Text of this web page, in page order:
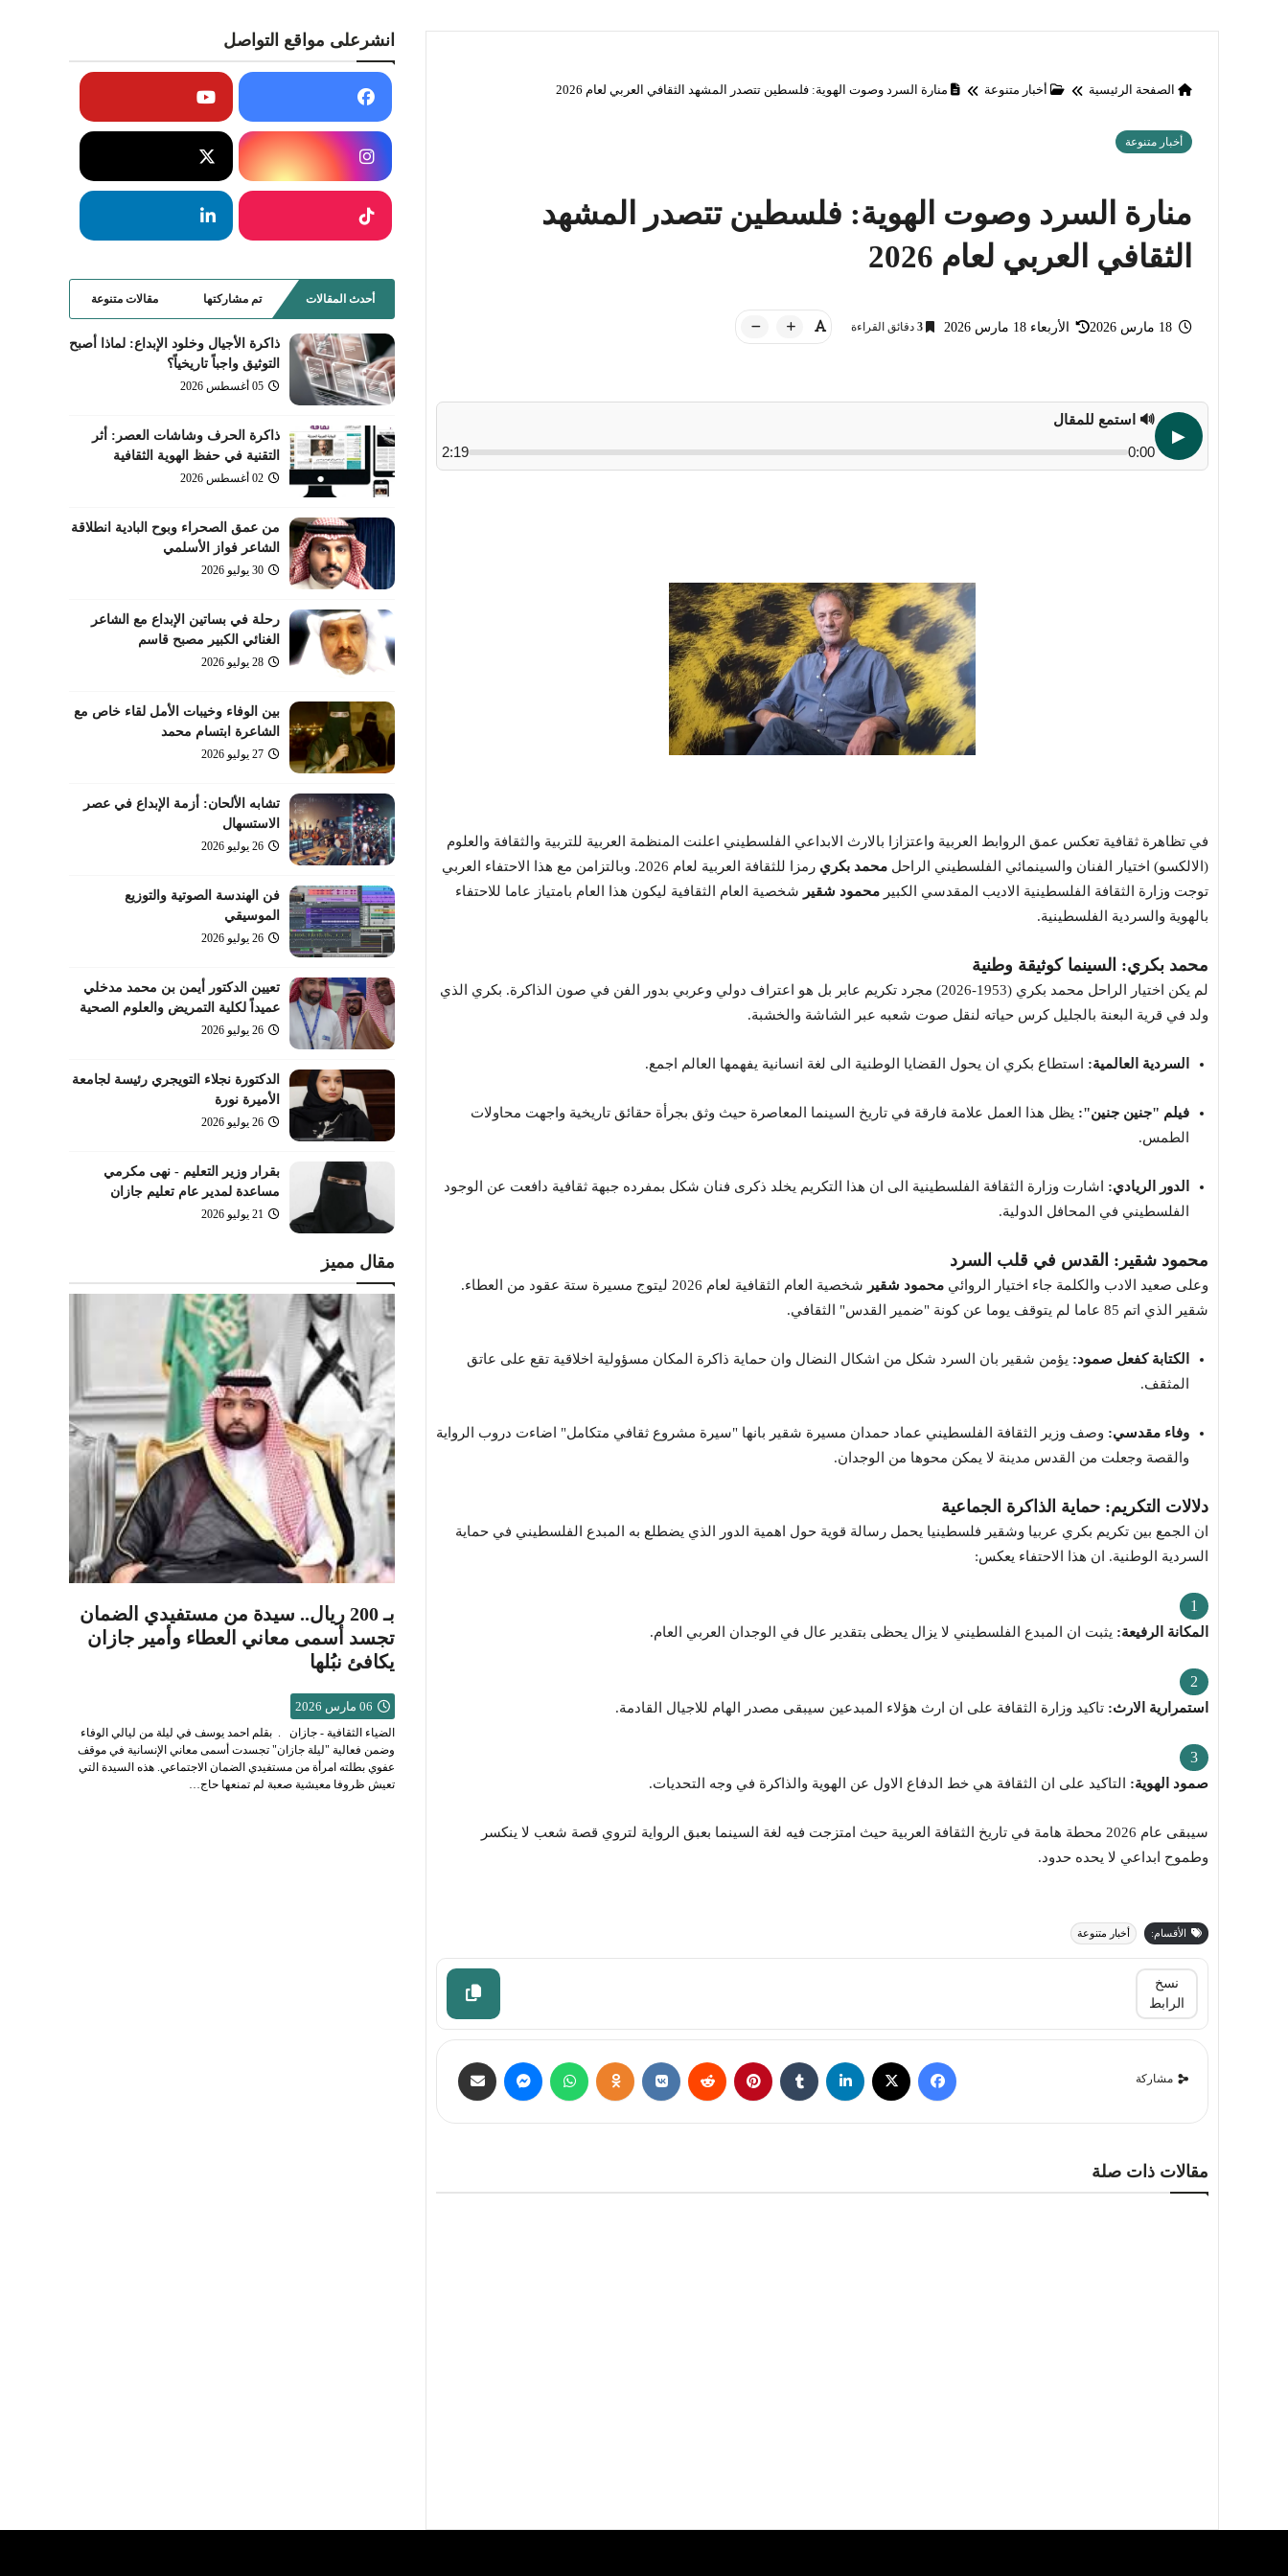
الصفحة الرئيسية أخبار متنوعة منارة السرد وصوت الهوية: فلسطين تتصدر المشهد الثقافي العربي لعام 2026
أخبار متنوعة
منارة السرد وصوت الهوية: فلسطين تتصدر المشهد
الثقافي العربي لعام 2026
الأربعاء 18 مارس 2026 3 دقائق القراءة
▶
🔊 استمع للمقال
0:00
2:19
في تظاهرة ثقافية تعكس عمق الروابط العربية واعتزازا بالارث الابداعي الفلسطيني اعلنت المنظمة العربية للتربية والثقافة والعلوم
(الالكسو) اختيار الفنان والسينمائي الفلسطيني الراحل محمد بكري
رمزا للثقافة العربية لعام 2026. وبالتزامن مع هذا الاحتفاء العربي
توجت وزارة الثقافة الفلسطينية الاديب المقدسي الكبير محمود شقير شخصية العام الثقافية ليكون هذا العام بامتياز عاما للاحتفاء
بالهوية والسردية الفلسطينية.
محمد بكري: السينما كوثيقة وطنية
لم يكن اختيار الراحل محمد بكري (1953-2026) مجرد تكريم عابر بل هو اعتراف دولي وعربي بدور الفن في صون الذاكرة. بكري الذي
ولد في قرية البعنة بالجليل كرس حياته لنقل صوت شعبه عبر الشاشة والخشبة.
السردية العالمية: استطاع بكري ان يحول القضايا الوطنية الى لغة انسانية يفهمها العالم اجمع.
فيلم "جنين جنين": يظل هذا العمل علامة فارقة في تاريخ السينما المعاصرة حيث وثق بجرأة حقائق تاريخية واجهت محاولات
الطمس.
الدور الريادي: اشارت وزارة الثقافة الفلسطينية الى ان هذا التكريم يخلد ذكرى فنان شكل بمفرده جبهة ثقافية دافعت عن الوجود
الفلسطيني في المحافل الدولية.
محمود شقير: القدس في قلب السرد
وعلى صعيد الادب والكلمة جاء اختيار الروائي محمود شقير
شخصية العام الثقافية لعام 2026 ليتوج مسيرة ستة عقود من العطاء.
شقير الذي اتم 85 عاما لم يتوقف يوما عن كونة "ضمير القدس" الثقافي.
الكتابة كفعل صمود: يؤمن شقير بان السرد شكل من اشكال النضال وان حماية ذاكرة المكان مسؤولية اخلاقية تقع على عاتق
المثقف.
وفاء مقدسي: وصف وزير الثقافة الفلسطيني عماد حمدان مسيرة شقير بانها "سيرة مشروع ثقافي متكامل" اضاءت دروب الرواية
والقصة وجعلت من القدس مدينة لا يمكن محوها من الوجدان.
دلالات التكريم: حماية الذاكرة الجماعية
ان الجمع بين تكريم بكري عربيا وشقير فلسطينيا يحمل رسالة قوية حول اهمية الدور الذي يضطلع به المبدع الفلسطيني في حماية
السردية الوطنية. ان هذا الاحتفاء يعكس:
المكانة الرفيعة: يثبت ان المبدع الفلسطيني لا يزال يحظى بتقدير عال في الوجدان العربي العام.
استمرارية الارث: تاكيد وزارة الثقافة على ان ارث هؤلاء المبدعين سيبقى مصدر الهام للاجيال القادمة.
صمود الهوية: التاكيد على ان الثقافة هي خط الدفاع الاول عن الهوية والذاكرة في وجه التحديات.
سيبقى عام 2026 محطة هامة في تاريخ الثقافة العربية حيث امتزجت فيه لغة السينما بعبق الرواية لتروي قصة شعب لا ينكسر
وطموح ابداعي لا يحده حدود.
الأقسام: أخبار متنوعة
نسخ
الرابط
مشاركة
مقالات ذات صلة
انشرعلى مواقع التواصل
أحدث المقالات تم مشاركتها مقالات متنوعة
ذاكرة الأجيال وخلود الإبداع: لماذا أصبح
التوثيق واجباً تاريخياً؟
05 أغسطس 2026
ذاكرة الحرف وشاشات العصر: أثر
التقنية في حفظ الهوية الثقافية
02 أغسطس 2026
من عمق الصحراء وبوح البادية انطلاقة
الشاعر فواز الأسلمي
30 يوليو 2026
رحلة في بساتين الإبداع مع الشاعر
الغنائي الكبير مصبح قاسم
28 يوليو 2026
بين الوفاء وخيبات الأمل لقاء خاص مع
الشاعرة ابتسام محمد
27 يوليو 2026
تشابه الألحان: أزمة الإبداع في عصر
الاستسهال
26 يوليو 2026
فن الهندسة الصوتية والتوزيع
الموسيقي
26 يوليو 2026
تعيين الدكتور أيمن بن محمد مدخلي
عميداً لكلية التمريض والعلوم الصحية
26 يوليو 2026
الدكتورة نجلاء التويجري رئيسة لجامعة
الأميرة نورة
26 يوليو 2026
بقرار وزير التعليم - نهى مكرمي
مساعدة لمدير عام تعليم جازان
21 يوليو 2026
مقال مميز
بـ 200 ريال.. سيدة من مستفيدي الضمان
تجسد أسمى معاني العطاء وأمير جازان
يكافئ نبُلها
06 مارس 2026
الضياء الثقافية - جازان . بقلم احمد يوسف في ليلة من ليالي الوفاء
وضمن فعالية "ليلة جازان" تجسدت أسمى معاني الإنسانية في موقف
عفوي بطلته امرأة من مستفيدي الضمان الاجتماعي. هذه السيدة التي
تعيش ظروفا معيشية صعبة لم تمنعها حاج…